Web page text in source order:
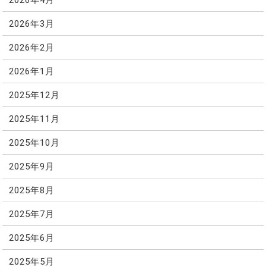
2026年3月
2026年2月
2026年1月
2025年12月
2025年11月
2025年10月
2025年9月
2025年8月
2025年7月
2025年6月
2025年5月